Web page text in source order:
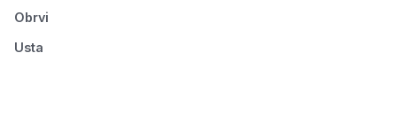
Obrvi
Usta